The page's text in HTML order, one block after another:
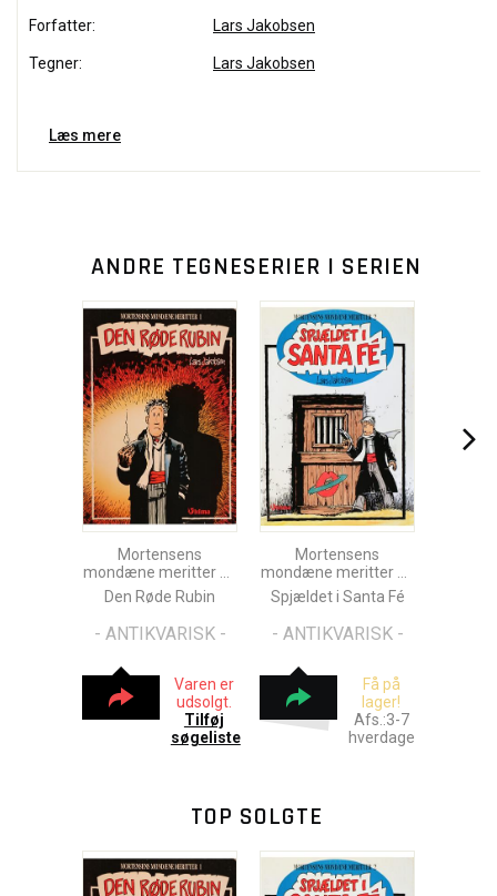
Forfatter: Lars Jakobsen
Tegner: Lars Jakobsen
Læs mere
ANDRE TEGNESERIER I SERIEN
Mortensens
mondæne meritter Nr.
1
Den Røde Rubin
- ANTIKVARISK -
Varen er
udsolgt.
Tilføj
søgeliste
Mortensens
mondæne meritter Nr.
2
Spjældet i Santa Fé
- ANTIKVARISK -
Få på
lager!
Afs.:3-7
hverdage
TOP SOLGTE